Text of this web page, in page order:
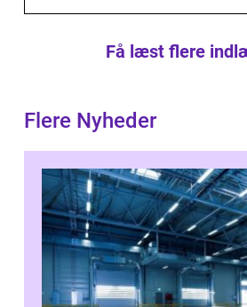
Få læst flere
Flere Nyheder